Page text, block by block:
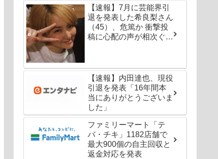
【速報】7月に芸能界引
退を発表した希良梨さん
（45）、危篤か 衝撃投
稿に心配の声が相次ぐ
【速報】内田達也、現役
引退を発表「16年間本
当にありがとうございま
した」
ファミリーマート「テ
バ・チキ」1182店舗で
最大900個の自主回収と
返金対応を発表